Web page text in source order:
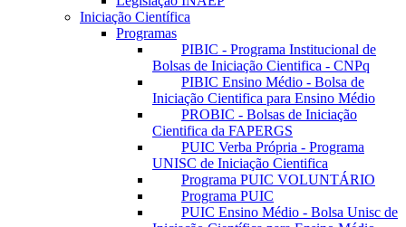
Iniciação Científica
Programas
PIBIC - Programa Institucional de
Bolsas de Iniciação Cientifica - CNPq
PIBIC Ensino Médio - Bolsa de
Iniciação Cientifica para Ensino Médio
PROBIC - Bolsas de Iniciação
Cientifica da FAPERGS
PUIC Verba Própria - Programa
UNISC de Iniciação Cientifica
Programa PUIC VOLUNTÁRIO
Programa PUIC
PUIC Ensino Médio - Bolsa Unisc de